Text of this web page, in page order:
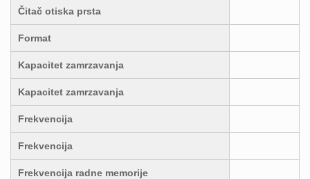
Čitač otiska prsta
Format
Kapacitet zamrzavanja
Kapacitet zamrzavanja
Frekvencija
Frekvencija
Frekvencija radne memorije